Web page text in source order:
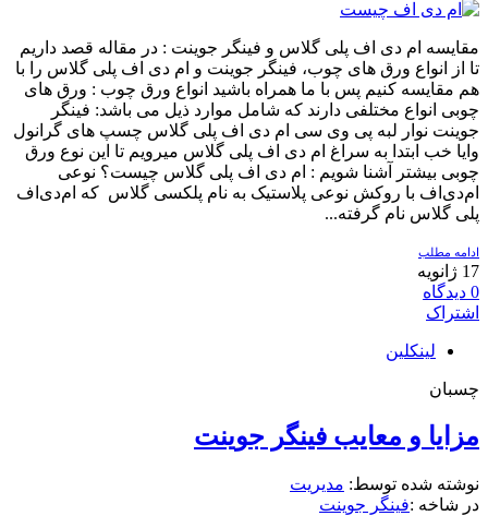
مقایسه ام دی اف پلی گلاس و فینگر جوینت : در مقاله قصد داریم
تا از انواع ورق های چوب، فینگر جوینت و ام دی اف پلی گلاس را با
هم مقایسه کنیم پس با ما همراه باشید انواع ورق چوب : ورق های
چوبی انواع مختلفی دارند که شامل موارد ذیل می باشد: فینگر
جوینت نوار لبه پی وی سی ام دی اف پلی گلاس چسپ های گرانول
وایا خب ابتدا به سراغ ام دی اف پلی گلاس میرویم تا این نوع ورق
چوبی بیشتر آشنا شویم : ام دی اف پلی گلاس چیست؟ نوعی
‌ام‌دی‌اف با روکش نوعی پلاستیک به نام پلکسی گلاس که ام‌دی‌اف
پلی گلاس نام گرفته...
ادامه مطلب
17 ژانویه
0 دیدگاه
اشتراک
لینکلین
چسبان
مزایا و معایب فینگر جوینت
نوشته شده توسط: مدیریت
در شاخه :فینگر جوینت